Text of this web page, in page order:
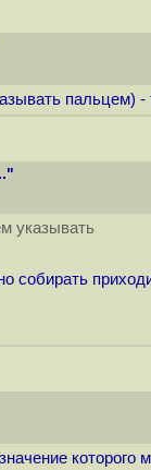
пальцем)
указывать
собирать